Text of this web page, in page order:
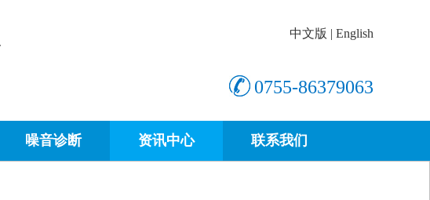
中文版 | English
0755-86379063
噪音诊断 资讯中心 联系我们